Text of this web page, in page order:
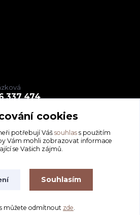
337 474
na
Eshop-rychle.cz
cookies
potřebují Váš souhlass použitím
Vám mohli zobrazovat informace
se Vašich zájmů.
Souhlasím
můžete odmítnout zde